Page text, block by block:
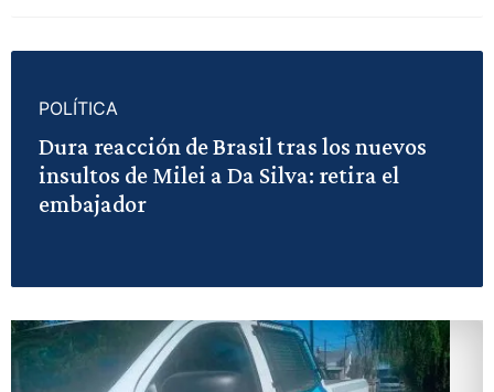
POLÍTICA
Dura reacción de Brasil tras los nuevos
insultos de Milei a Da Silva: retira el
embajador